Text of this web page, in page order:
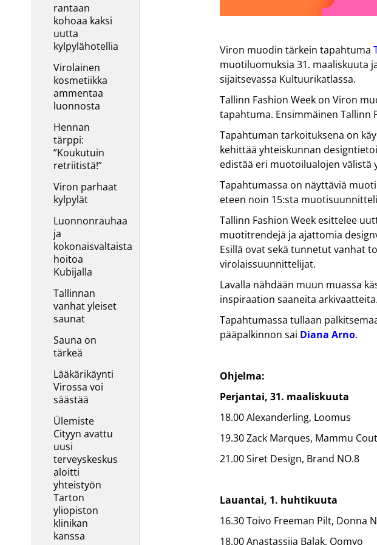
rantaan
kohoaa kaksi
uutta
kylpylähotellia
Virolainen
kosmetiikka
ammentaa
luonnosta
Hennan
tärppi:
”Koukutuin
retriitistä!”
Viron parhaat
kylpylät
Luonnonrauhaa
ja
kokonaisvaltaista
hoitoa
Kubijalla
Tallinnan
vanhat yleiset
saunat
Sauna on
tärkeä
Lääkärikäynti
Virossa voi
säästää
Ülemiste
Cityyn avattu
uusi
terveyskeskus
aloitti
yhteistyön
Tarton
yliopiston
klinikan
kanssa
Viron muodin tärkein tapahtuma
muotiluomuksia 31. maaliskuuta
sijaitsevassa Kultuurikatlassa.
Tallinn Fashion Week on Viron
tapahtuma. Ensimmäinen Tallinn
Tapahtuman tarkoituksena on
kehittää yhteiskunnan
edistää eri muotoilualojen välistä
Tapahtumassa on näyttäviä
eteen noin 15:sta
Tallinn Fashion Week esittelee
muotitrendejä ja ajattomia
Esillä ovat sekä tunnetut vanhat
virolaissuunnittelijat.
Lavalla nähdään muun muassa
inspiraation saaneita arkivaatteita.
Tapahtumassa tullaan
pääpalkinnon sai Diana Arno.
Ohjelma:
Perjantai, 31. maaliskuuta
18.00 Alexanderling, Loomus
19.30 Zack Marques, Mammu
21.00 Siret Design, Brand NO.8
Lauantai, 1. huhtikuuta
16.30 Toivo Freeman Pilt, Donna
18.00 Anastassija Balak, Oomyo